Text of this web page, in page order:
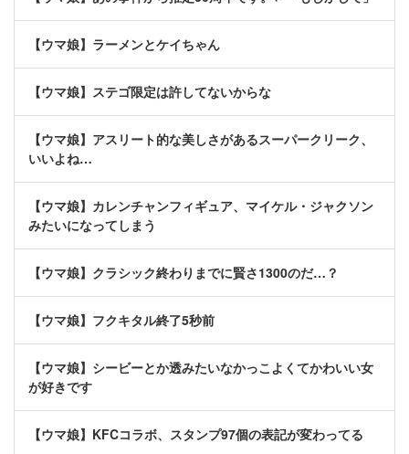
【ウマ娘】ラーメンとケイちゃん
【ウマ娘】ステゴ限定は許してないからな
【ウマ娘】アスリート的な美しさがあるスーパークリーク、
いいよね…
【ウマ娘】カレンチャンフィギュア、マイケル・ジャクソン
みたいになってしまう
【ウマ娘】クラシック終わりまでに賢さ1300のだ…？
【ウマ娘】フクキタル終了5秒前
【ウマ娘】シービーとか透みたいなかっこよくてかわいい女
が好きです
【ウマ娘】KFCコラボ、スタンプ97個の表記が変わってる